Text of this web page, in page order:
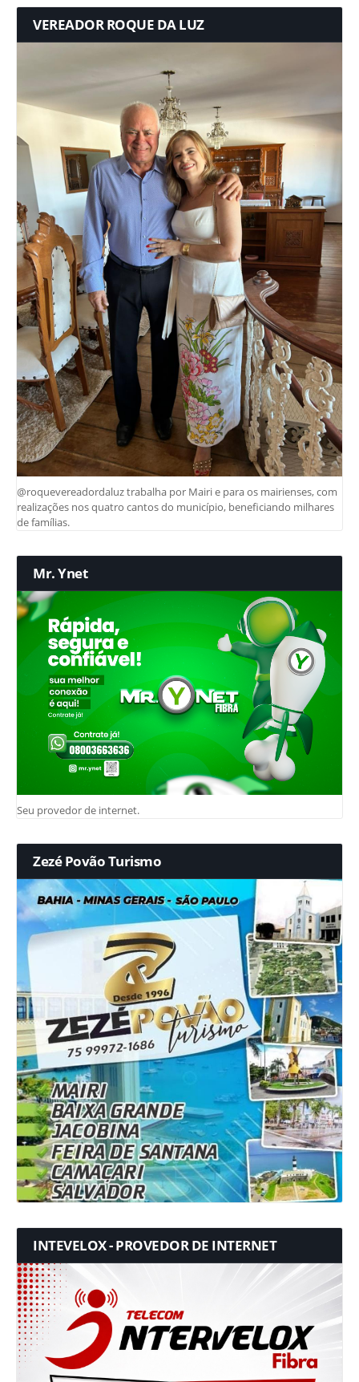
VEREADOR ROQUE DA LUZ
@roquevereadordaluz trabalha por Mairi e para os mairienses, com
realizações nos quatro cantos do município, beneficiando milhares
de famílias.
Mr. Ynet
Seu provedor de internet.
Zezé Povão Turismo
INTEVELOX - PROVEDOR DE INTERNET